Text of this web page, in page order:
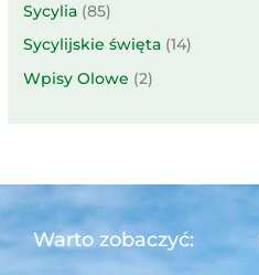
Sycylia (85)
Sycylijskie święta (14)
Wpisy Olowe (2)
Warto zobaczyć: